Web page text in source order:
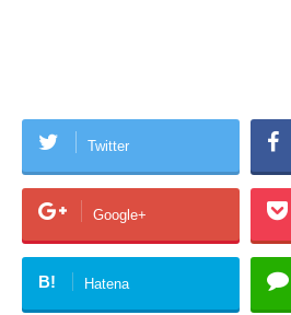
Twitter
Google+
B! Hatena